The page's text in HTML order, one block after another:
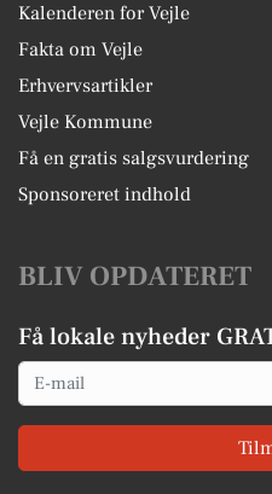
Kalenderen for Vejle
Fakta om Vejle
Erhvervsartikler
Vejle Kommune
Få en gratis salgsvurdering
Sponsoreret indhold
BLIV OPDATERET
Få lokale nyheder
Email